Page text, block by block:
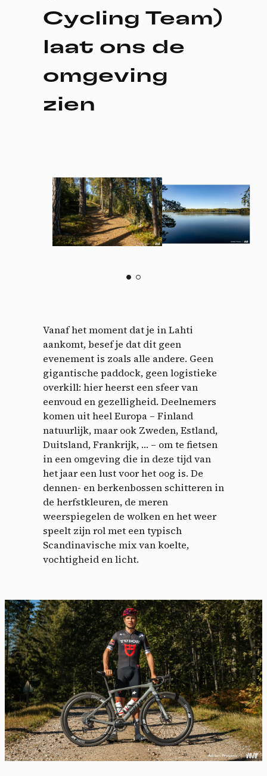
Cycling Team)
laat ons de
omgeving
zien
Vanaf het moment dat je in Lahti
aankomt, besef je dat dit geen
evenement is zoals alle andere. Geen
gigantische paddock, geen logistieke
overkill: hier heerst een sfeer van
eenvoud en gezelligheid. Deelnemers
komen uit heel Europa – Finland
natuurlijk, maar ook Zweden, Estland,
Duitsland, Frankrijk, … – om te fietsen
in een omgeving die in deze tijd van
het jaar een lust voor het oog is. De
dennen- en berkenbossen schitteren in
de herfstkleuren, de meren
weerspiegelen de wolken en het weer
speelt zijn rol met een typisch
Scandinavische mix van koelte,
vochtigheid en licht.